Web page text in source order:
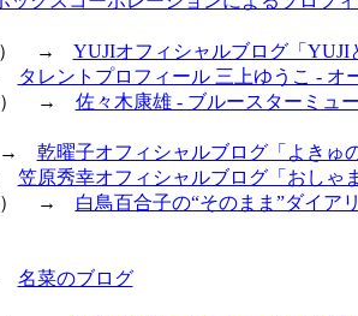
） → YUJIオフィシャルブログ「YUJI
タレントプロフィール 三上ゆうこ - オ
） → 佐々木康雄 - ブルースターミュ
→ 乾曜子オフィシャルブログ「よきゅ
笠原秀幸オフィシャルブログ「おしゃま
） → 白鳥百合子の“そのまま”ダイア
名菜のブログ